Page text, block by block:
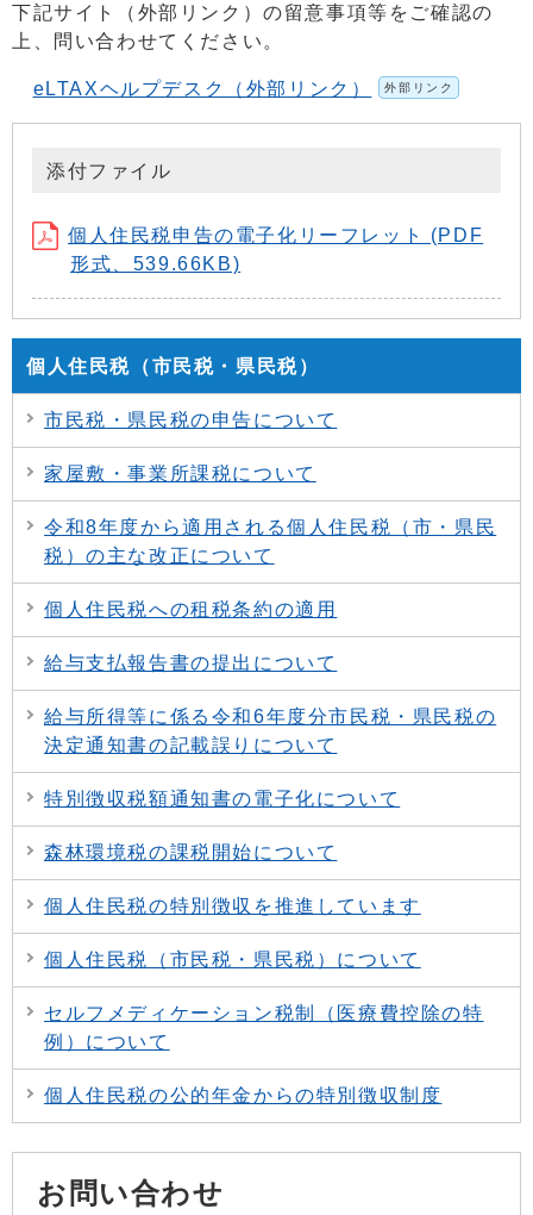
下記サイト（外部リンク）の留意事項等をご確認の
上、問い合わせてください。
eLTAXヘルプデスク（外部リンク） 外部リンク
添付ファイル
個人住民税申告の電子化リーフレット (PDF
形式、539.66KB)
個人住民税（市民税・県民税）
市民税・県民税の申告について
家屋敷・事業所課税について
令和8年度から適用される個人住民税（市・県民
税）の主な改正について
個人住民税への租税条約の適用
給与支払報告書の提出について
給与所得等に係る令和6年度分市民税・県民税の
決定通知書の記載誤りについて
特別徴収税額通知書の電子化について
森林環境税の課税開始について
個人住民税の特別徴収を推進しています
個人住民税（市民税・県民税）について
セルフメディケーション税制（医療費控除の特
例）について
個人住民税の公的年金からの特別徴収制度
お問い合わせ